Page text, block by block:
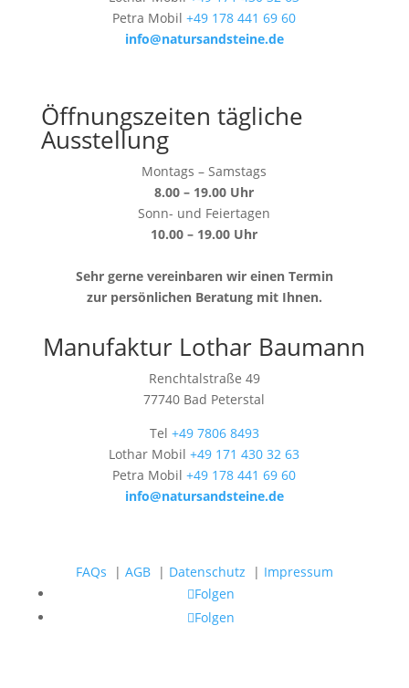
Petra Mobil+49 178 441 69 60
info@natursandsteine.de
Öffnungszeiten tägliche
Ausstellung
Montags – Samstags
8.00 – 19.00 Uhr
Sonn- und Feiertagen
10.00 – 19.00 Uhr
Sehr gerne vereinbaren wir einen Termin
zur persönlichen Beratung mit Ihnen.
Manufaktur Lothar Baumann
Renchtalstraße 49
77740 Bad Peterstal
Tel +49 7806 8493
Lothar Mobil+49 171 430 32 63
Petra Mobil+49 178 441 69 60
info@natursandsteine.de
FAQs | AGB| Datenschutz | Impressum
Folgen
Folgen